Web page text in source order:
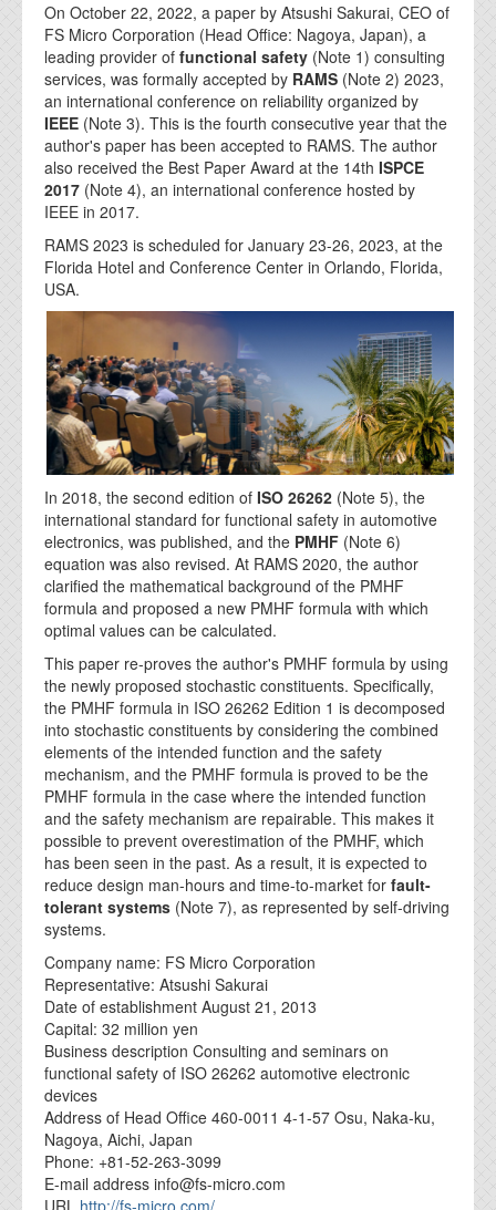
On October 22, 2022, a paper by Atsushi Sakurai, CEO of
FS Micro Corporation (Head Office: Nagoya, Japan), a
leading provider of functional safety (Note 1) consulting
services, was formally accepted by RAMS (Note 2) 2023,
an international conference on reliability organized by
IEEE (Note 3). This is the fourth consecutive year that the
author's paper has been accepted to RAMS. The author
also received the Best Paper Award at the 14th ISPCE
2017 (Note 4), an international conference hosted by
IEEE in 2017.
RAMS 2023 is scheduled for January 23-26, 2023, at the
Florida Hotel and Conference Center in Orlando, Florida,
USA.
In 2018, the second edition of ISO 26262 (Note 5), the
international standard for functional safety in automotive
electronics, was published, and the PMHF (Note 6)
equation was also revised. At RAMS 2020, the author
clarified the mathematical background of the PMHF
formula and proposed a new PMHF formula with which
optimal values can be calculated.
This paper re-proves the author's PMHF formula by using
the newly proposed stochastic constituents. Specifically,
the PMHF formula in ISO 26262 Edition 1 is decomposed
into stochastic constituents by considering the combined
elements of the intended function and the safety
mechanism, and the PMHF formula is proved to be the
PMHF formula in the case where the intended function
and the safety mechanism are repairable. This makes it
possible to prevent overestimation of the PMHF, which
has been seen in the past. As a result, it is expected to
reduce design man-hours and time-to-market for fault-
tolerant systems (Note 7), as represented by self-driving
systems.
Company name: FS Micro Corporation
Representative: Atsushi Sakurai
Date of establishment August 21, 2013
Capital: 32 million yen
Business description Consulting and seminars on
functional safety of ISO 26262 automotive electronic
devices
Address of Head Office 460-0011 4-1-57 Osu, Naka-ku,
Nagoya, Aichi, Japan
Phone: +81-52-263-3099
E-mail address info@fs-micro.com
URL http://fs-micro.com/